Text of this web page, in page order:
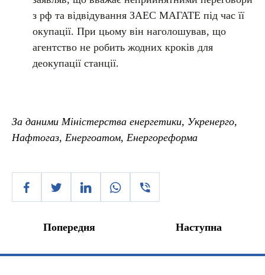
з рф та відвідування ЗАЕС МАГАТЕ під час її
окупації. При цьому він наголошував, що
агентство не робить жодних кроків для
деокупації станції.
За даними Міністерства енергетики, Укренерго,
Нафтогаз, Енергоатом, Енергореформа
Попередня Наступна